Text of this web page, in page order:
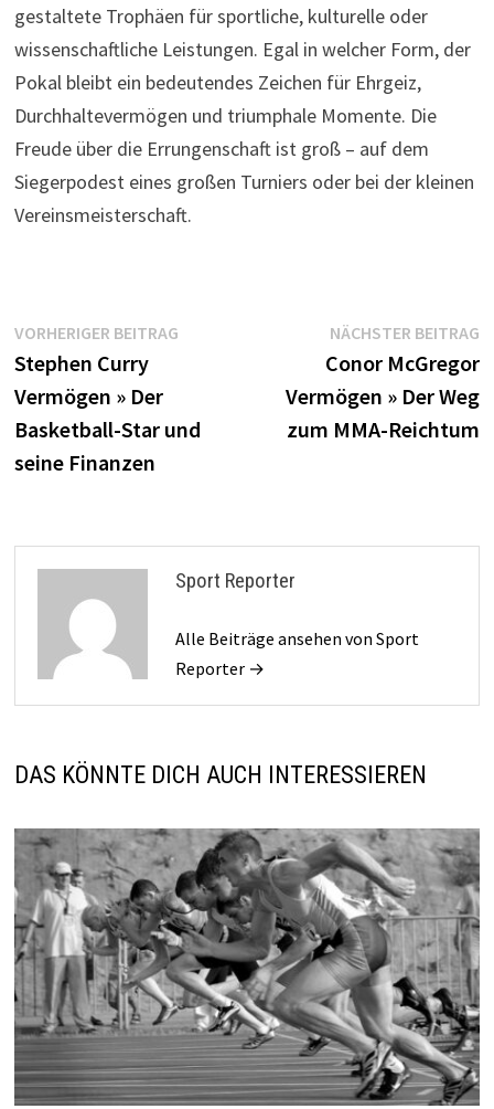
gestaltete Trophäen für sportliche, kulturelle oder
wissenschaftliche Leistungen. Egal in welcher Form, der
Pokal bleibt ein bedeutendes Zeichen für Ehrgeiz,
Durchhaltevermögen und triumphale Momente. Die
Freude über die Errungenschaft ist groß – auf dem
Siegerpodest eines großen Turniers oder bei der kleinen
Vereinsmeisterschaft.
Beitragsnavigation
VORHERIGER BEITRAGVorheriger
Stephen Curry
Vermögen » Der
Basketball-Star und
seine Finanzen
NÄCHSTER BEITRAG
Conor McGregor
Vermögen » Der Weg
zum MMA-Reichtum
Sport Reporter
Alle Beiträge ansehen von Sport
Reporter →
DAS KÖNNTE DICH AUCH INTERESSIEREN